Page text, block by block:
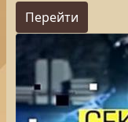
Перейти